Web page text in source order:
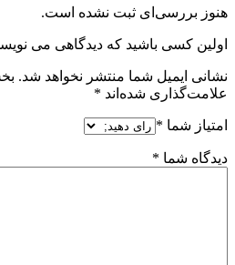
هنوز بررسی‌ای ثبت نشده است.
اولین کسی باشید که دیدگاهی می
نشانی ایمیل شما منتشر نخواهد شد.
علامت‌گذاری شده‌اند *
امتیاز شما *
دیدگاه شما *